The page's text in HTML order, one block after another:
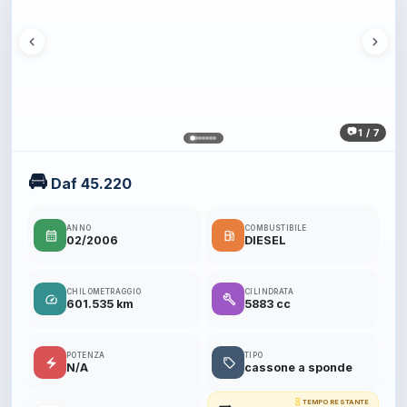
1 / 7
🚘 Daf 45.220
calendar_month
ANNO
02/2006 local_gas_station
COMBUSTIBILE
DIESEL
speed
CHILOMETRAGGIO
601.535 km build
CILINDRATA
5883 cc
electric_bolt
POTENZA
N/A local_offer
TIPO
cassone a sponde
hourglass_empty TEMPO RESTANTE